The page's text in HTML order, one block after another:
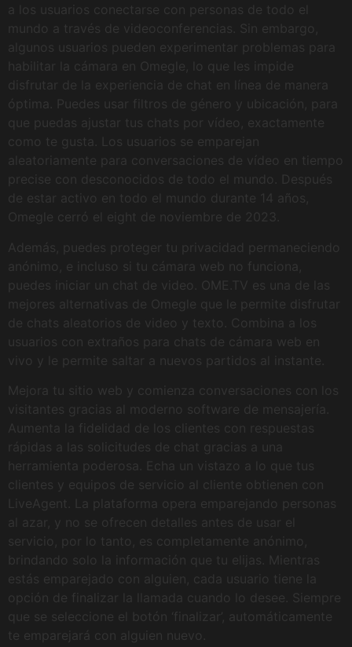
a los usuarios conectarse con personas de todo el
mundo a través de videoconferencias. Sin embargo,
algunos usuarios pueden experimentar problemas para
habilitar la cámara en Omegle, lo que les impide
disfrutar de la experiencia de chat en línea de manera
óptima. Puedes usar filtros de género y ubicación, para
que puedas ajustar tus chats por vídeo, exactamente
como te gusta. Los usuarios se emparejan
aleatoriamente para conversaciones de vídeo en tiempo
precise con desconocidos de todo el mundo. Después
de estar activo en todo el mundo durante 14 años,
Omegle cerró el eight de noviembre de 2023.
Además, puedes proteger tu privacidad permaneciendo
anónimo, e incluso si tu cámara web no funciona,
puedes iniciar un chat de video. OME.TV es una de las
mejores alternativas de Omegle que le permite disfrutar
de chats aleatorios de video y texto. Combina a los
usuarios con extraños para chats de cámara web en
vivo y le permite saltar a nuevos partidos al instante.
Mejora tu sitio web y comienza conversaciones con los
visitantes gracias al moderno software de mensajería.
Aumenta la fidelidad de los clientes con respuestas
rápidas a las solicitudes de chat gracias a una
herramienta poderosa. Echa un vistazo a lo que tus
clientes y equipos de servicio al cliente obtienen con
LiveAgent. La plataforma opera emparejando personas
al azar, y no se ofrecen detalles antes de usar el
servicio, por lo tanto, es completamente anónimo,
brindando solo la información que tu elijas. Mientras
estás emparejado con alguien, cada usuario tiene la
opción de finalizar la llamada cuando lo desee. Siempre
que se seleccione el botón ‘finalizar’, automáticamente
te emparejará con alguien nuevo.